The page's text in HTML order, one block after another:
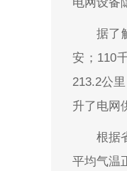
据了
安；110
213.2公
升了电网
根据
平均气温